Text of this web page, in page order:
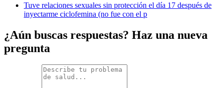
Tuve relaciones sexuales sin protección el día 17 después de
inyectarme ciclofemina (no fue con el p
¿Aún buscas respuestas? Haz una nueva
pregunta